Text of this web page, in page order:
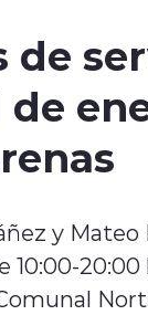
de
de
y
10:00-20:00